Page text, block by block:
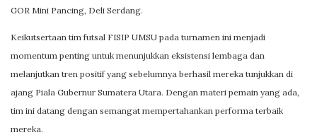
GOR Mini Pancing, Deli Serdang.
Keikutsertaan tim futsal FISIP UMSU pada turnamen ini menjadi
momentum penting untuk menunjukkan eksistensi lembaga dan
melanjutkan tren positif yang sebelumnya berhasil mereka tunjukkan di
ajang Piala Gubernur Sumatera Utara. Dengan materi pemain yang ada,
tim ini datang dengan semangat mempertahankan performa terbaik
mereka.